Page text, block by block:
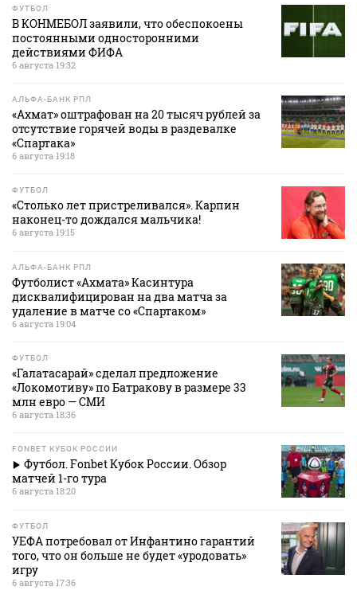
ФУТБОЛ
В КОНМЕБОЛ заявили, что обеспокоены
постоянными односторонними
действиями ФИФА
6 августа 19:32
АЛЬФА-БАНК РПЛ
«Ахмат» оштрафован на 20 тысяч рублей за
отсутствие горячей воды в раздевалке
«Спартака»
6 августа 19:18
ФУТБОЛ
«Столько лет пристреливался». Карпин
наконец-то дождался мальчика!
6 августа 19:15
АЛЬФА-БАНК РПЛ
Футболист «Ахмата» Касинтура
дисквалифицирован на два матча за
удаление в матче со «Спартаком»
6 августа 19:04
ФУТБОЛ
«Галатасарай» сделал предложение
«Локомотиву» по Батракову в размере 33
млн евро — СМИ
6 августа 18:36
FONBET КУБОК РОССИИ
Футбол. Fonbet Кубок России. Обзор
матчей 1-го тура
6 августа 18:20
ФУТБОЛ
УЕФА потребовал от Инфантино гарантий
того, что он больше не будет «уродовать»
игру
6 августа 17:36